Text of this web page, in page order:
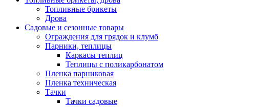
Топливные брикеты
Дрова
Садовые и сезонные товары
Ограждения для грядок и клумб
Парники, теплицы
Каркасы теплиц
Теплицы с поликарбонатом
Пленка парниковая
Пленка техническая
Тачки
Тачки садовые